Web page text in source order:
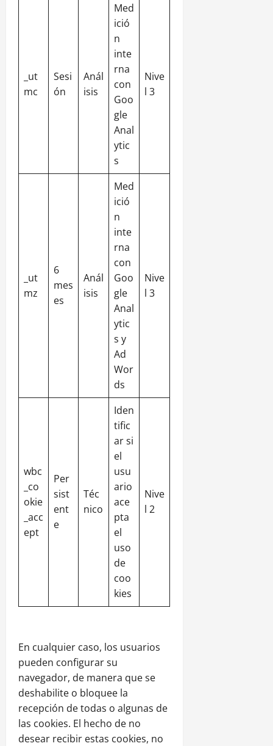
_ut
mc
Sesi
ón
Anál
isis
Med
ició
n
inte
rna
con
Goo
gle
Anal
ytic
s
Nive
l 3
_ut
mz
6
mes
es
Anál
isis
Med
ició
n
inte
rna
con
Goo
gle
Anal
ytic
s y
Ad
Wor
ds
Nive
l 3
wbc
_co
okie
_acc
ept
Per
sist
ent
e
Téc
nico
Iden
tific
ar si
el
usu
ario
ace
pta
el
uso
de
coo
kies
Nive
l 2
En cualquier caso, los usuarios
pueden configurar su
navegador, de manera que se
deshabilite o bloquee la
recepción de todas o algunas de
las cookies. El hecho de no
desear recibir estas cookies, no